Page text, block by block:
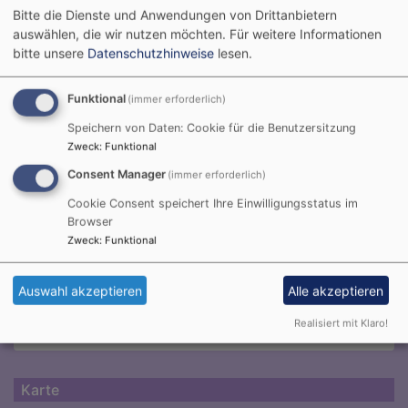
Tageslosung
Du machst fröhlich, was da lebet im Osten wie im
Westen.
Psalm 65,9
Der Kerkermeister freute sich mit seinem ganzen
Hause, dass er zum Glauben an Gott gekommen
Apostelgeschichte 16,34
Karte
Bitte die Dienste und Anwendungen von Drittanbietern
auswählen, die wir nutzen möchten. Für weitere Informationen
bitte unsere Datenschutzhinweise lesen.
Funktional (immer erforderlich)
Speichern von Daten: Cookie für die Benutzersitzung
Zweck: Funktional
Consent Manager (immer erforderlich)
Cookie Consent speichert Ihre Einwilligungsstatus im
Browser
Zweck: Funktional
Auswahl akzeptieren Alle akzeptieren
Realisiert mit Klaro!